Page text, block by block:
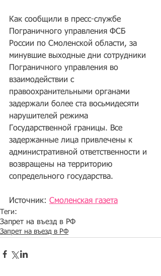
Как сообщили в пресс-службе
Пограничного управления ФСБ
России по Смоленской области, за
минувшие выходные дни сотрудники
Пограничного управления во
взаимодействии с
правоохранительными органами
задержали более ста восьмидесяти
нарушителей режима
Государственной границы. Все
задержанные лица привлечены к
административной ответственности и
возвращены на территорию
сопредельного государства.
Источник: Смоленская газета
Теги:
Запрет на въезд в РФ
Запрет на въезд в РФ